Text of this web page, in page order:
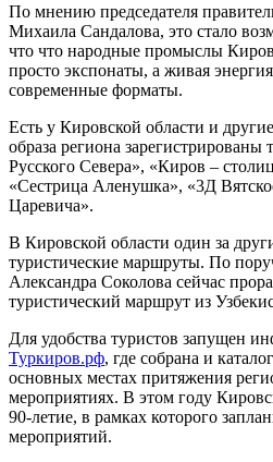
По мнению председателя
Михаила Сандалова, это стало
что что народные промыслы
просто экспонаты, а живая
современные форматы.
Есть у Кировской области и
образа региона зарегистрированы
Русского Севера», «Киров –
«Сестрица Аленушка», «3Д
Царевича».
В Кировской области один за
туристические маршруты. По
Александра Соколова сейчас
туристический маршрут из
Для удобства туристов запущен
Туркиров.рф, где собрана и
основных местах притяжения
мероприятиях. В этом году
90-летие, в рамках которого
мероприятий.